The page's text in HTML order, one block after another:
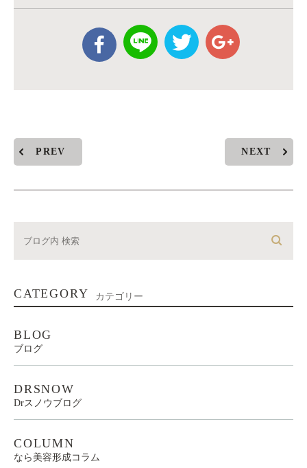
PREV NEXT
CATEGORY カテゴリー
BLOG
ブログ
DRSNOW
Drスノウブログ
COLUMN
なら美容形成コラム